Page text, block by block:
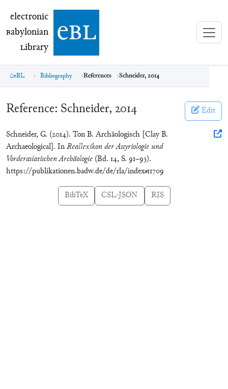
electronic Babylonian Library (eBL)
electronic
Babylonian
Library ebl
eBL Bibliography References Schneider, 2014
Reference: Schneider, 2014 Edit
Schneider, G. (2014). Ton B. Archäologisch [Clay B.
Archaeological]. InReallexikon der Assyriologie und
Vorderasiatischen Archäologie (Bd. 14, S. 91–93).
https://publikationen.badw.de/de/rla/index#11709
BibTeX CSL-JSON RIS